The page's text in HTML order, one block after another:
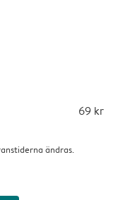
69 kr
ändras.